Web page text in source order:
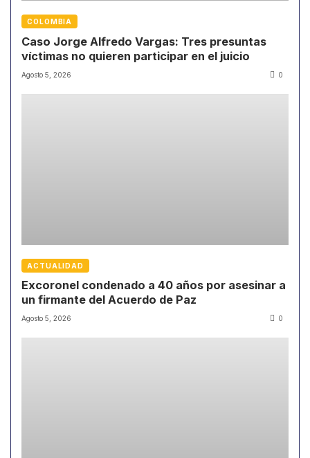
COLOMBIA
Caso Jorge Alfredo Vargas: Tres presuntas
víctimas no quieren participar en el juicio
Agosto 5, 2026 0
ACTUALIDAD
Excoronel condenado a 40 años por asesinar a
un firmante del Acuerdo de Paz
Agosto 5, 2026 0